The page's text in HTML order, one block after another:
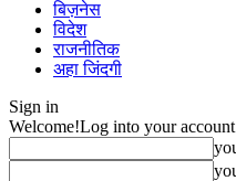
बिज़नेस
विदेश
राजनीतिक
अहा जिंदगी
Sign in
Welcome!Log into your account